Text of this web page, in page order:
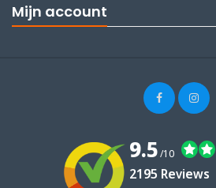
Mijn account
9.5/10
2195 Reviews